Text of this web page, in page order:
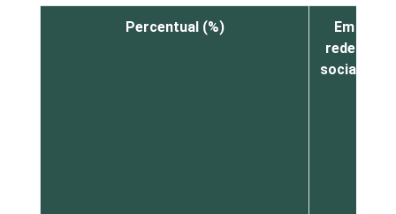
Percentual (%)
Em
redes
sociais